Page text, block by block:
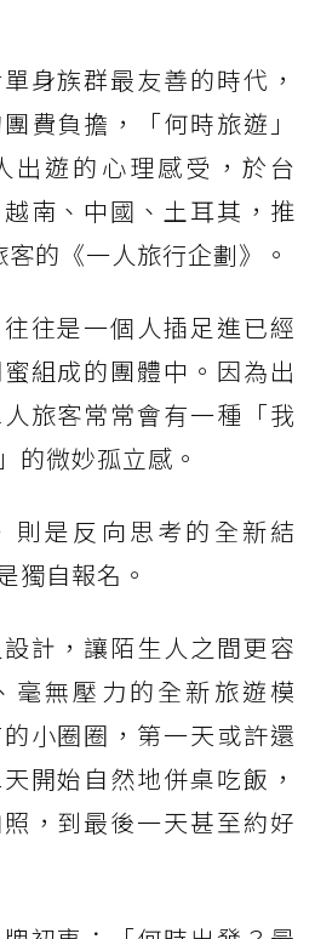
身族群最友善的時代，
費負擔，「何時旅遊」
出遊的心理感受，於台
南、中國、土耳其，推
的《一人旅行企劃》。
往是一個人插足進已經
組成的團體中。因為出
旅客常常會有一種「我
的微妙孤立感。
則是反向思考的全新結
獨自報名。
計，讓陌生人之間更容
毫無壓力的全新旅遊模
小圈圈，第一天或許還
開始自然地併桌吃飯，
，到最後一天甚至約好